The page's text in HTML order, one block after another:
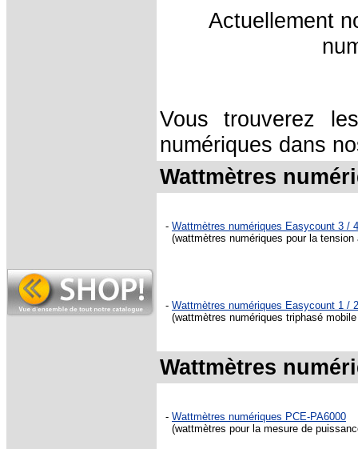
Actuellement
Vous trouverez
numériques dans
Wattmètres
- Wattmètres numériques Easycount 3 / 4
(wattmètres numériques pour la
- Wattmètres numériques Easycount 1 / 2
(wattmètres numériques triphasé
Wattmètres
- Wattmètres numériques PCE-PA6000
(wattmètres pour la mesure de